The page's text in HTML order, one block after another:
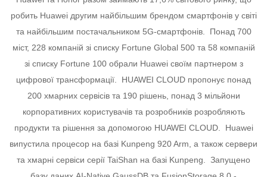
робить Huawei другим найбільшим брендом смартфонів у світі
та найбільшим постачальником 5G-смартфонів.
Понад 700
міст, 228 компаній зі списку Fortune Global 500 та 58 компаній
зі списку Fortune 100 обрали Huawei своїм партнером з
цифрової трансформації.
HUAWEI CLOUD пропонує понад
200 хмарних сервісів та 190 рішень, понад 3 мільйони
корпоративних користувачів та розробників розробляють
продукти та рішення за допомогою HUAWEI CLOUD.
Huawei
випустила процесор на базі Kunpeng 920 Arm, а також сервери
та хмарні сервіси серії TaiShan на базі Kunpeng.
Запущено